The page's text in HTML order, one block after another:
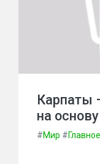
Карпаты
на основу
#Мир #Главное